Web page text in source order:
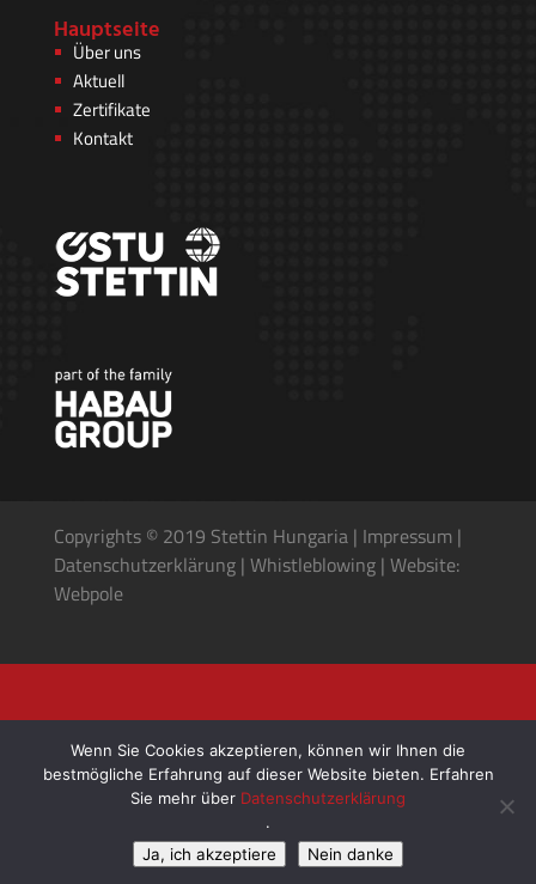
Hauptseite
Über uns
Aktuell
Zertifikate
Kontakt
Copyrights © 2019 Stettin Hungaria | Impressum |
Datenschutzerklärung| Whistleblowing| Website:
Webpole
Wenn Sie Cookies akzeptieren, können wir Ihnen die
bestmögliche Erfahrung auf dieser Website bieten. Erfahren
Sie mehr über Datenschutzerklärung
.
Ja, ich akzeptiere
Nein danke